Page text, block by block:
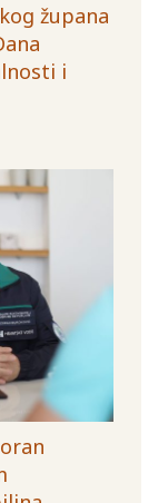
župana
i